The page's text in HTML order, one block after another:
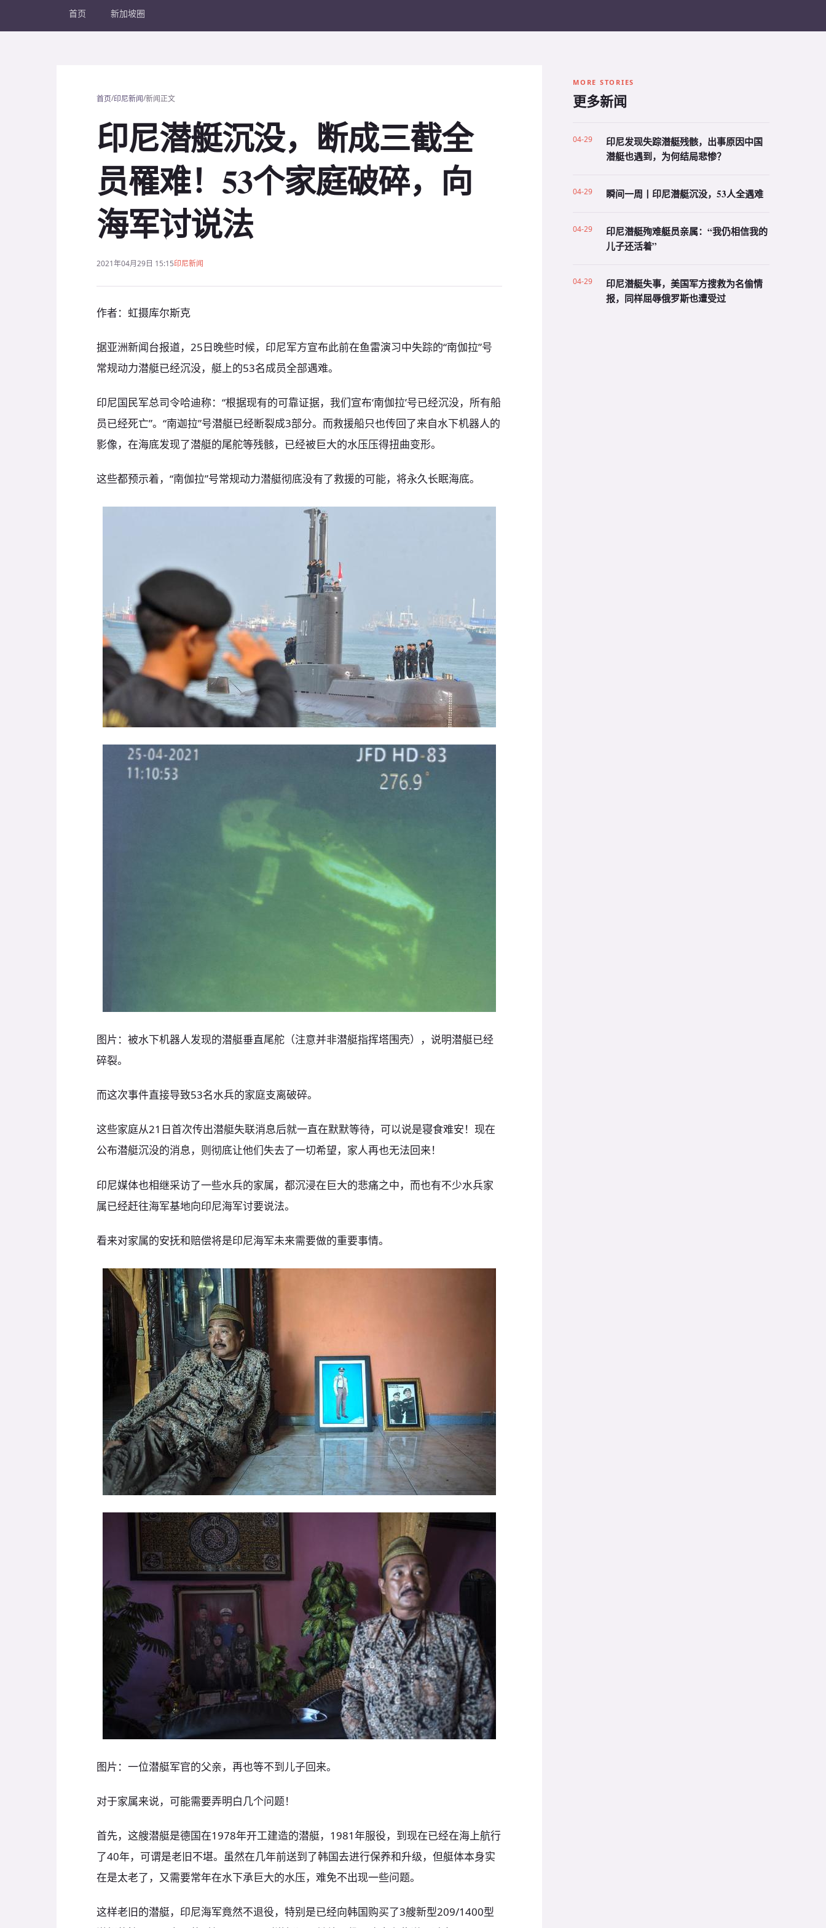
首页 新加坡圈
首页/印尼新闻/新闻正文
印尼潜艇沉没，断成三截全
员罹难！53个家庭破碎，向
海军讨说法
2021年04月29日 15:15印尼新闻
作者：虹摄库尔斯克
据亚洲新闻台报道，25日晚些时候，印尼军方宣布此前在鱼雷演习中失踪的“南伽拉”号
常规动力潜艇已经沉没，艇上的53名成员全部遇难。
印尼国民军总司令哈迪称：“根据现有的可靠证据，我们宣布‘南伽拉’号已经沉没，所有船
员已经死亡”。“南迦拉”号潜艇已经断裂成3部分。而救援船只也传回了来自水下机器人的
影像，在海底发现了潜艇的尾舵等残骸，已经被巨大的水压压得扭曲变形。
这些都预示着，“南伽拉”号常规动力潜艇彻底没有了救援的可能，将永久长眠海底。
图片：被水下机器人发现的潜艇垂直尾舵（注意并非潜艇指挥塔围壳），说明潜艇已经
碎裂。
而这次事件直接导致53名水兵的家庭支离破碎。
这些家庭从21日首次传出潜艇失联消息后就一直在默默等待，可以说是寝食难安！现在
公布潜艇沉没的消息，则彻底让他们失去了一切希望，家人再也无法回来！
印尼媒体也相继采访了一些水兵的家属，都沉浸在巨大的悲痛之中，而也有不少水兵家
属已经赶往海军基地向印尼海军讨要说法。
看来对家属的安抚和赔偿将是印尼海军未来需要做的重要事情。
图片：一位潜艇军官的父亲，再也等不到儿子回来。
对于家属来说，可能需要弄明白几个问题！
首先，这艘潜艇是德国在1978年开工建造的潜艇，1981年服役，到现在已经在海上航行
了40年，可谓是老旧不堪。虽然在几年前送到了韩国去进行保养和升级，但艇体本身实
在是太老了，又需要常年在水下承巨大的水压，难免不出现一些问题。
这样老旧的潜艇，印尼海军竟然不退役，特别是已经向韩国购买了3艘新型209/1400型
MORE STORIES
更多新闻
04-29
印尼发现失踪潜艇残骸，出事原因中国
潜艇也遇到，为何结局悲惨？
04-29 瞬间一周丨印尼潜艇沉没，53人全遇难
04-29
印尼潜艇殉难艇员亲属：“我仍相信我的
儿子还活着”
04-29
印尼潜艇失事，美国军方搜救为名偷情
报，同样屈辱俄罗斯也遭受过